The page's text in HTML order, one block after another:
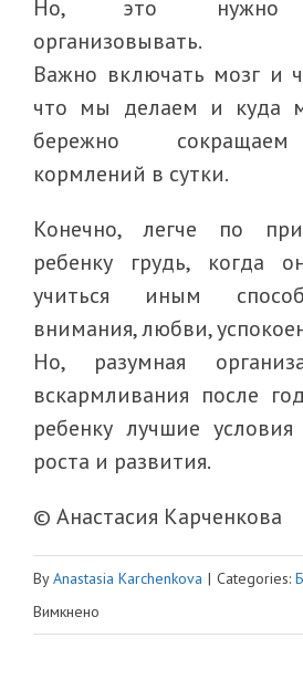
Но, это нужно
организовывать.
Важно включать мозг и
что мы делаем и куда
бережно
кормлений в сутки.
Конечно, легче по
ребенку грудь, когда
учиться иным
внимания, любви,
Но, разумная
вскармливания после
ребенку лучшие
роста и развития.
© Анастасия Карченкова
ByAnastasia Karchenkova | Categories:
Вимкнено